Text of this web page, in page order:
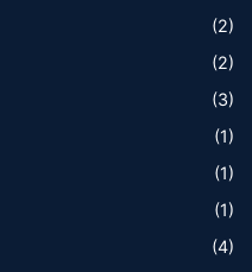
(2)
(2)
(3)
(1)
(1)
(1)
(4)